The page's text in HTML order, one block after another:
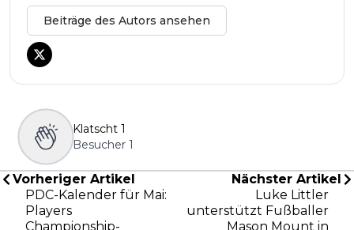
Beiträge des Autors ansehen
Klatscht 1
Besucher 1
Vorheriger Artikel
PDC-Kalender für Mai:
Players
Championship-
Nächster Artikel
Luke Littler
unterstützt Fußballer
Mason Mount in